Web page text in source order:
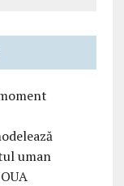
uman